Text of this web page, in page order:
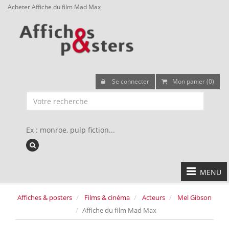
Acheter Affiche du film Mad Max
Se connecter Mon panier (0)
Ex : monroe, pulp fiction...
MENU
Affiches & posters Films & cinéma Acteurs
Mel Gibson
Affiche du film Mad Max